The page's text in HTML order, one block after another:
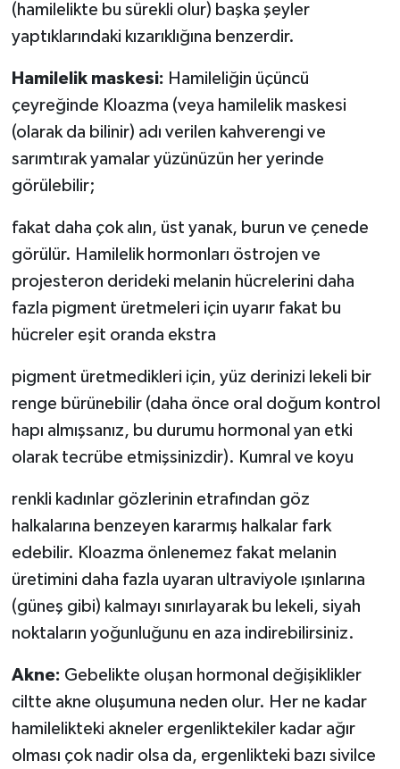
(hamilelikte bu sürekli olur) başka şeyler
yaptıklarındaki kızarıklığına benzerdir.
Hamilelik maskesi: Hamileliğin üçüncü
çeyreğinde Kloazma (veya hamilelik maskesi
(olarak da bilinir) adı verilen kahverengi ve
sarımtırak yamalar yüzünüzün her yerinde
görülebilir;
fakat daha çok alın, üst yanak, burun ve çenede
görülür. Hamilelik hormonları östrojen ve
projesteron derideki melanin hücrelerini daha
fazla pigment üretmeleri için uyarır fakat bu
hücreler eşit oranda ekstra
pigment üretmedikleri için, yüz derinizi lekeli bir
renge bürünebilir (daha önce oral doğum kontrol
hapı almışsanız, bu durumu hormonal yan etki
olarak tecrübe etmişsinizdir). Kumral ve koyu
renkli kadınlar gözlerinin etrafından göz
halkalarına benzeyen kararmış halkalar fark
edebilir. Kloazma önlenemez fakat melanin
üretimini daha fazla uyaran ultraviyole ışınlarına
(güneş gibi) kalmayı sınırlayarak bu lekeli, siyah
noktaların yoğunluğunu en aza indirebilirsiniz.
Akne: Gebelikte oluşan hormonal değişiklikler
ciltte akne oluşumuna neden olur. Her ne kadar
hamilelikteki akneler ergenliktekiler kadar ağır
olması çok nadir olsa da, ergenlikteki bazı sivilce
YAŞAM